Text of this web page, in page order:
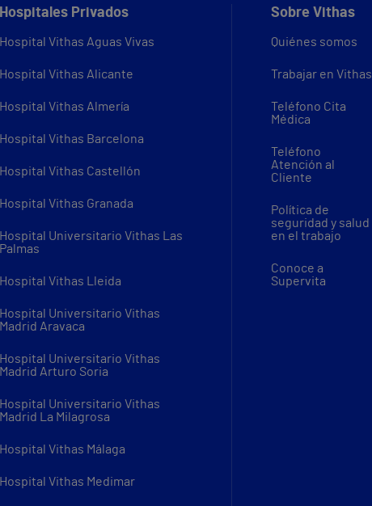
Hospitales Privados
Hospital Vithas Aguas Vivas
Hospital Vithas Alicante
Hospital Vithas Almería
Hospital Vithas Barcelona
Hospital Vithas Castellón
Hospital Vithas Granada
Hospital Universitario Vithas Las
Palmas
Hospital Vithas Lleida
Hospital Universitario Vithas
Madrid Aravaca
Hospital Universitario Vithas
Madrid Arturo Soria
Hospital Universitario Vithas
Madrid La Milagrosa
Hospital Vithas Málaga
Hospital Vithas Medimar
Sobre Vithas
Quiénes somos
Trabajar en Vithas
Teléfono Cita
Médica
Teléfono
Atención al
Cliente
Política de
seguridad y salud
en el trabajo
Conoce a
Supervita